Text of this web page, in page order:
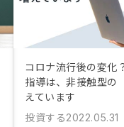
コロナ流行後の変化
指導は、非接触型の
えています
投資する2022.05.31